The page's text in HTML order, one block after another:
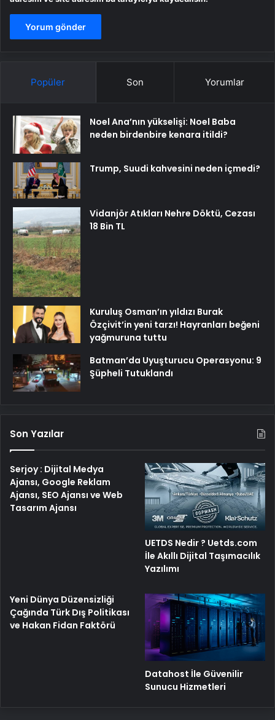
Popüler Son Yorumlar
Noel Ana’nın yükselişi: Noel Baba
neden birdenbire kenara itildi?
Trump, Suudi kahvesini neden içmedi?
Vidanjör Atıkları Nehre Döktü, Cezası
18 Bin TL
Kuruluş Osman’ın yıldızı Burak
Özçivit’in yeni tarzı! Hayranları beğeni
yağmuruna tuttu
Batman’da Uyuşturucu Operasyonu: 9
Şüpheli Tutuklandı
Son Yazılar
Serjoy : Dijital Medya
Ajansı, Google Reklam
Ajansı, SEO Ajansı ve Web
Tasarım Ajansı
UETDS Nedir ? Uetds.com
İle Akıllı Dijital Taşımacılık
Yazılımı
Yeni Dünya Düzensizliği
Çağında Türk Dış Politikası
ve Hakan Fidan Faktörü
Datahost İle Güvenilir
Sunucu Hizmetleri